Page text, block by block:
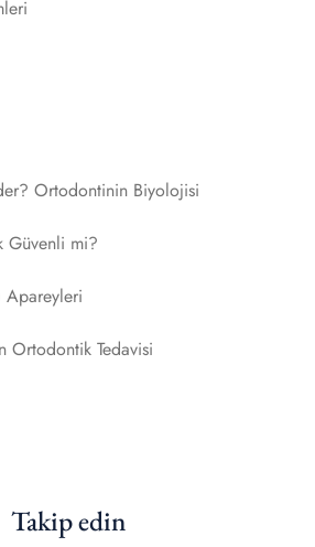
Ortodontinin Biyolojisi
Güvenli mi?
Apareyleri
Ortodontik Tedavisi
Takip edin